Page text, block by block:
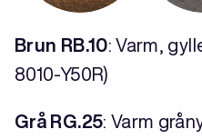
Brun RB.10: Varm,
8010-Y50R)
Grå RG.25: Varm